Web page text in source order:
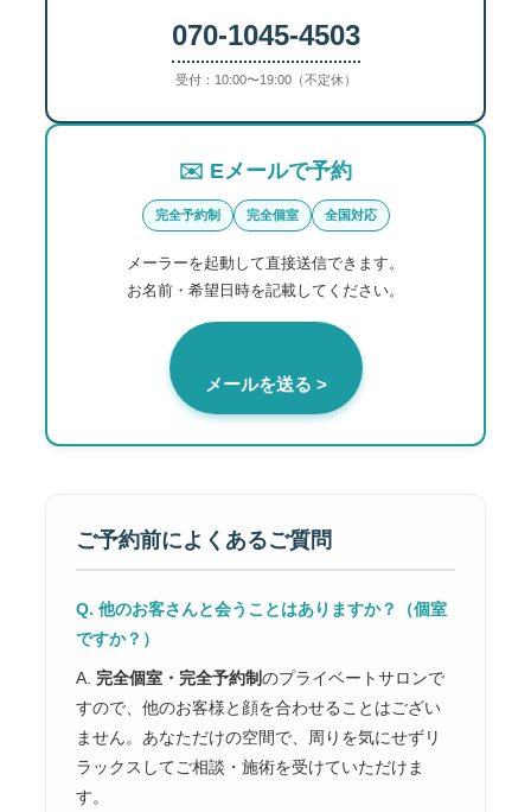
070-1045-4503
受付：10:00〜19:00（不定休）
✉️ Eメールで予約
完全予約制 完全個室 全国対応
メーラーを起動して直接送信できます。
お名前・希望日時を記載してください。
メールを送る >
ご予約前によくあるご質問
Q. 他のお客さんと会うことはありますか？（個室
ですか？）
A. 完全個室・完全予約制のプライベートサロンで
すので、他のお客様と顔を合わせることはござい
ません。あなただけの空間で、周りを気にせずリ
ラックスしてご相談・施術を受けていただけま
す。